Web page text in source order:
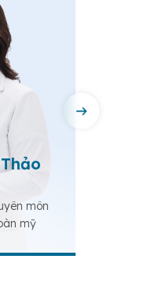
môn
mỹ